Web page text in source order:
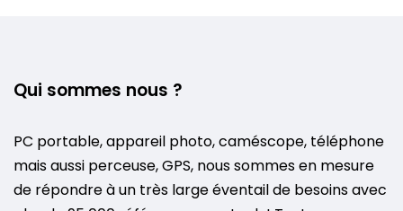
Qui sommes nous ?
PC portable, appareil photo, caméscope, téléphone
mais aussi perceuse, GPS, nous sommes en mesure
de répondre à un très large éventail de besoins avec